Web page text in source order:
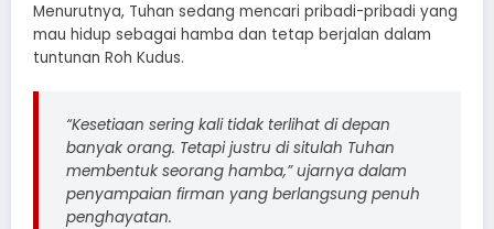
Menurutnya, Tuhan sedang mencari pribadi-pribadi yang
mau hidup sebagai hamba dan tetap berjalan dalam
tuntunan Roh Kudus.
“Kesetiaan sering kali tidak terlihat di depan
banyak orang. Tetapi justru di situlah Tuhan
membentuk seorang hamba,” ujarnya dalam
penyampaian firman yang berlangsung penuh
penghayatan.